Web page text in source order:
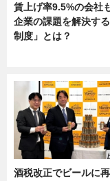
賃上げ率9.5%の会社
企業の課題を解決す
制度」とは？
酒税改正でビールに再